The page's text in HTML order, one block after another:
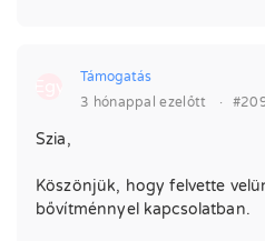
Támogatás
3 hónappal ezelőtt
·
Szia,
Köszönjük, hogy felvette
bővítménnyel kapcsolatban.